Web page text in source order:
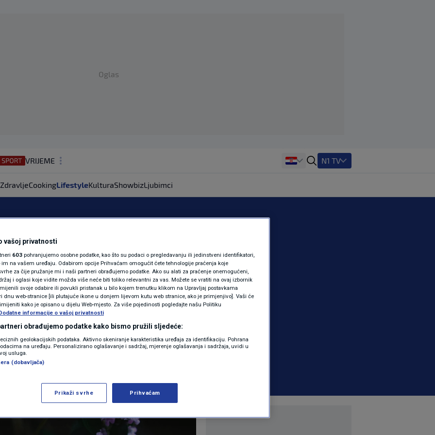
Oglas
VRIJEME
REGIJA
MAGAZIN
KOLUMNE
N1(DIS)INFO
KLIMATSKE PROMJENE
FOTO
VIDEO
N1 TV
ZdravljeCookingLifestyleKulturaShowbizLjubimci
uvijek potrebna:
i divan je
LIFESTYLE 0 komentara
Više
vašoj privatnosti
603 pohranjujemo osobne podatke, kao što su podaci o pregledavanju ili jedinstveni identifikatori,
na vašem uređaju. Odabirom opcije Prihvaćam omogućit ćete tehnologije praćenja koje
za čije pružanje mi i naši partneri obrađujemo podatke. Ako su alati za praćenje onemogućeni,
i oglasi koje vidite možda više neće biti toliko relevantni za vas. Možete se vratiti na ovaj izbornik
svoje odabire ili povukli pristanak u bilo kojem trenutku klikom na Upravljaj postavkama
dnu web-stranice [ili plutajuće ikone u donjem lijevom kutu web stranice, ako je primjenjivo]. Vaši će
kako je opisano u dijelu Web-mjesto. Za više pojedinosti pogledajte našu Politiku
informacije o vašoj privatnosti
obrađujemo podatke kako bismo pružili sljedeće:
geolokacijskih podataka. Aktivno skeniranje karakteristika uređaja za identifikaciju. Pohrana
na uređaju. Personalizirano oglašavanje i sadržaj, mjerenje oglašavanja i sadržaja, uvidi u
usluga.
(dobavljača)
Prikaži svrhe Prihvaćam